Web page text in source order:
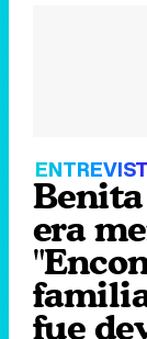
era
fue